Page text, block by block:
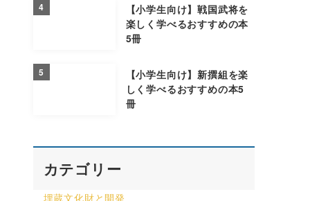
4
【小学生向け】戦国武将を
楽しく学べるおすすめの本
5冊
5
【小学生向け】新撰組を楽
しく学べるおすすめの本5
冊
カテゴリー
埋蔵文化財と開発